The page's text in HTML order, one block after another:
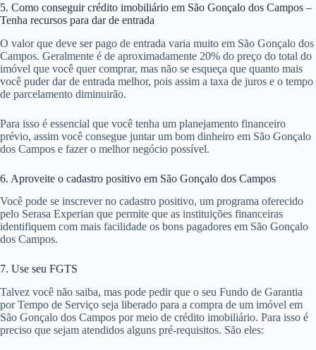
5. Como conseguir crédito imobiliário em São Gonçalo dos Campos –
Tenha recursos para dar de entrada
O valor que deve ser pago de entrada varia muito em São Gonçalo dos
Campos. Geralmente é de aproximadamente 20% do preço do total do
imóvel que você quer comprar, mas não se esqueça que quanto mais
você puder dar de entrada melhor, pois assim a taxa de juros e o tempo
de parcelamento diminuirão.
Para isso é essencial que você tenha um planejamento financeiro
prévio, assim você consegue juntar um bom dinheiro em São Gonçalo
dos Campos e fazer o melhor negócio possível.
6. Aproveite o cadastro positivo em São Gonçalo dos Campos
Você pode se inscrever no cadastro positivo, um programa oferecido
pelo Serasa Experian que permite que as instituições financeiras
identifiquem com mais facilidade os bons pagadores em São Gonçalo
dos Campos.
7. Use seu FGTS
Talvez você não saiba, mas pode pedir que o seu Fundo de Garantia
por Tempo de Serviço seja liberado para a compra de um imóvel em
São Gonçalo dos Campos por meio de crédito imobiliário. Para isso é
preciso que sejam atendidos alguns pré-requisitos. São eles: